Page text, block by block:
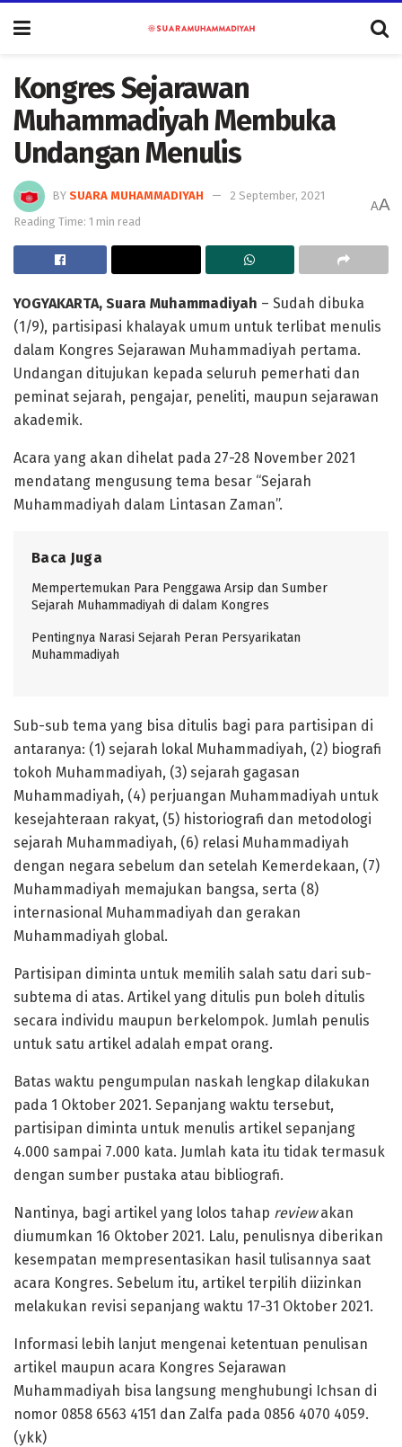
Kongres Sejarawan
Muhammadiyah Membuka
Undangan Menulis
BY SUARA MUHAMMADIYAH
2 September, 2021
Reading Time: 1 min read
AA
YOGYAKARTA, Suara Muhammadiyah – Sudah dibuka
(1/9), partisipasi khalayak umum untuk terlibat menulis
dalam Kongres Sejarawan Muhammadiyah pertama.
Undangan ditujukan kepada seluruh pemerhati dan
peminat sejarah, pengajar, peneliti, maupun sejarawan
akademik.
Acara yang akan dihelat pada 27-28 November 2021
mendatang mengusung tema besar “Sejarah
Muhammadiyah dalam Lintasan Zaman”.
Baca Juga
Mempertemukan Para Penggawa Arsip dan Sumber
Sejarah Muhammadiyah di dalam Kongres
Pentingnya Narasi Sejarah Peran Persyarikatan
Muhammadiyah
Sub-sub tema yang bisa ditulis bagi para partisipan di
antaranya: (1) sejarah lokal Muhammadiyah, (2) biografi
tokoh Muhammadiyah, (3) sejarah gagasan
Muhammadiyah, (4) perjuangan Muhammadiyah untuk
kesejahteraan rakyat, (5) historiografi dan metodologi
sejarah Muhammadiyah, (6) relasi Muhammadiyah
dengan negara sebelum dan setelah Kemerdekaan, (7)
Muhammadiyah memajukan bangsa, serta (8)
internasional Muhammadiyah dan gerakan
Muhammadiyah global.
Partisipan diminta untuk memilih salah satu dari sub-
subtema di atas. Artikel yang ditulis pun boleh ditulis
secara individu maupun berkelompok. Jumlah penulis
untuk satu artikel adalah empat orang.
Batas waktu pengumpulan naskah lengkap dilakukan
pada 1 Oktober 2021. Sepanjang waktu tersebut,
partisipan diminta untuk menulis artikel sepanjang
4.000 sampai 7.000 kata. Jumlah kata itu tidak termasuk
dengan sumber pustaka atau bibliografi.
Nantinya, bagi artikel yang lolos tahap reviewakan
diumumkan 16 Oktober 2021. Lalu, penulisnya diberikan
kesempatan mempresentasikan hasil tulisannya saat
acara Kongres. Sebelum itu, artikel terpilih diizinkan
melakukan revisi sepanjang waktu 17-31 Oktober 2021.
Informasi lebih lanjut mengenai ketentuan penulisan
artikel maupun acara Kongres Sejarawan
Muhammadiyah bisa langsung menghubungi Ichsan di
nomor 0858 6563 4151 dan Zalfa pada 0856 4070 4059.
(ykk)